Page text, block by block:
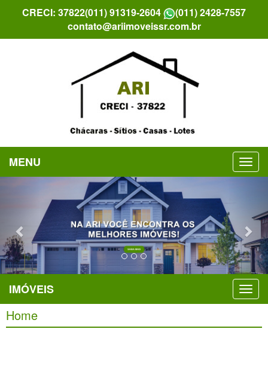
CRECI: 37822(011) 91319-2604
(011) 2428-7557
contato@ariimoveissr.com.br
MENU
Previous
IMÓVEIS
Home